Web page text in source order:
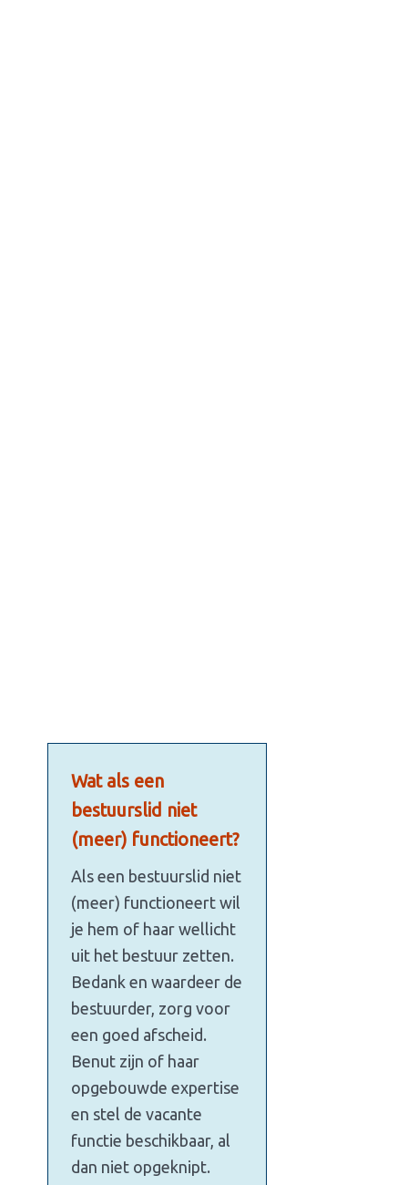
Wat als een
bestuurslid niet
(meer) functioneert?
Als een bestuurslid niet
(meer) functioneert wil
je hem of haar wellicht
uit het bestuur zetten.
Bedank en waardeer de
bestuurder, zorg voor
een goed afscheid.
Benut zijn of haar
opgebouwde expertise
en stel de vacante
functie beschikbaar, al
dan niet opgeknipt.